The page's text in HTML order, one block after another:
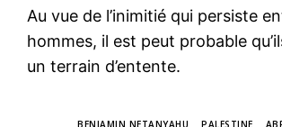
saoudiens, notamment le
dirigent de facto Mohammed
Ben Salmane, lors de sa très
sensible visite de deux jours
dans le Royaume. Au terme
In "Abraham Accords"
en secret ce
prince héritier
ben Salmane
Israël-Pays arabes : Un
réchauffement des relations
qui augure d’une scission
sécuritaires et culturels entre
Au vue de l’inimitié qui persiste
hommes, il est peut probable
un terrain d’entente.
BENJAMIN NETANYAHU PALESTINE